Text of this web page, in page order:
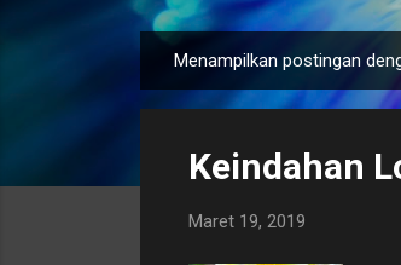
o
Menampilkan postingan
Keindahan
Maret 19, 2019